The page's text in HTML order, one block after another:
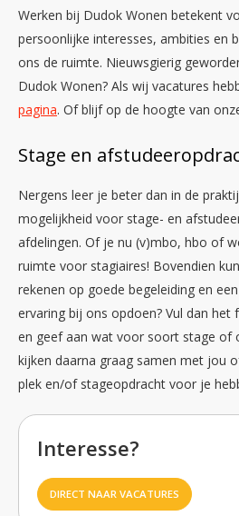
Werken bij Dudok Wonen betekent
persoonlijke interesses, ambities en
ons de ruimte. Nieuwsgierig
Dudok Wonen? Als wij vacatures
pagina. Of blijf op de hoogte van
Stage en
Nergens leer je beter dan in de
mogelijkheid voor stage- en
afdelingen. Of je nu (v)mbo, hbo of
ruimte voor stagiaires! Bovendien
rekenen op goede begeleiding en
ervaring bij ons opdoen? Vul dan het
en geef aan wat voor soort stage of
kijken daarna graag samen met jou
plek en/of stageopdracht voor je
Interesse?
DIRECT NAAR VACATURES